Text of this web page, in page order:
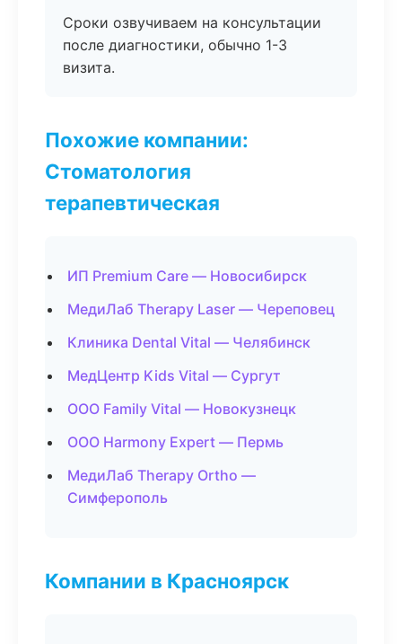
Сроки озвучиваем на консультации
после диагностики, обычно 1-3
визита.
Похожие компании:
Стоматология
терапевтическая
ИП Premium Care — Новосибирск
МедиЛаб Therapy Laser — Череповец
Клиника Dental Vital — Челябинск
МедЦентр Kids Vital — Сургут
ООО Family Vital — Новокузнецк
ООО Harmony Expert — Пермь
МедиЛаб Therapy Ortho —
Симферополь
Компании в Красноярск